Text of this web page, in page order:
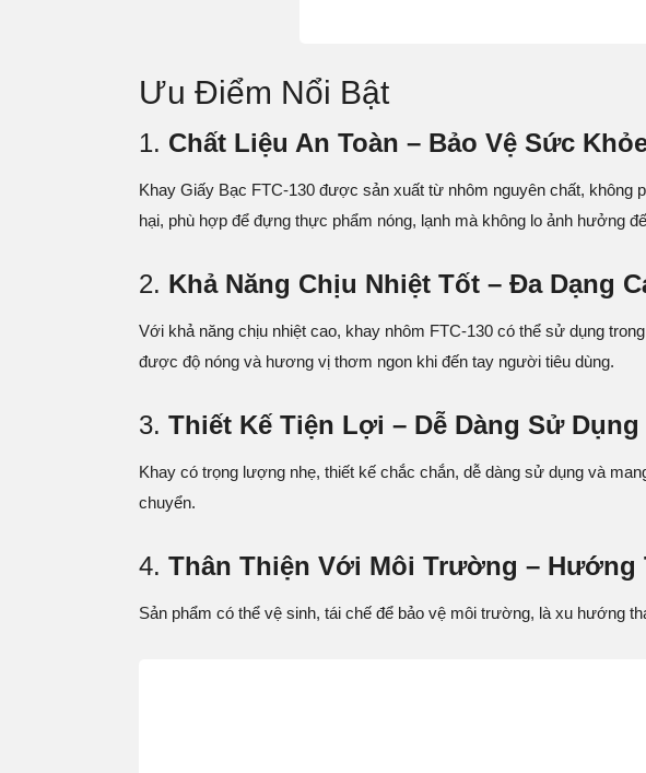
Ưu Điểm Nổi Bật
1. Chất Liệu An Toàn – Bảo Vệ Sức
Khay Giấy Bạc FTC-130 được sản xuất từ nhôm nguyên chất, không
hại, phù hợp để đựng thực phẩm nóng, lạnh mà không lo ảnh hưởng
2. Khả Năng Chịu Nhiệt Tốt – Đa Dạng
Với khả năng chịu nhiệt cao, khay nhôm FTC-130 có thể sử dụng
được độ nóng và hương vị thơm ngon khi đến tay người tiêu dùng.
3. Thiết Kế Tiện Lợi – Dễ Dàng Sử Dụng
Khay có trọng lượng nhẹ, thiết kế chắc chắn, dễ dàng sử dụng và
chuyển.
4. Thân Thiện Với Môi Trường –
Sản phẩm có thể vệ sinh, tái chế để bảo vệ môi trường, là xu hướng